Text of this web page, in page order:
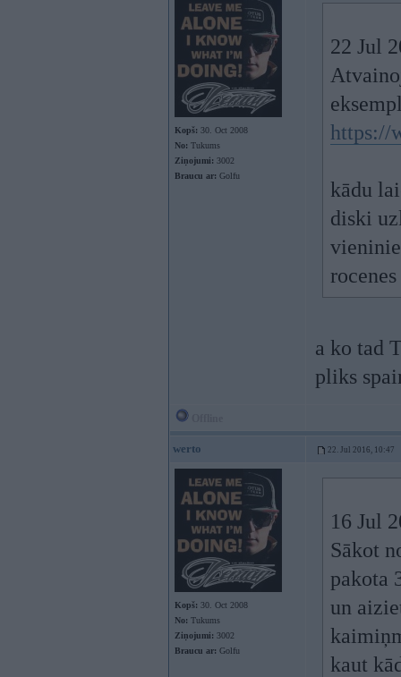
Kopš: 30. Oct 2008
No: Tukums
Ziņojumi: 3002
Braucu ar: Golfu
22 Jul
https://
kādu
diski
a ko tad
pliks
werto 22. Jul 2016, 10:47
Kopš: 30. Oct 2008
No: Tukums
Ziņojumi: 3002
Braucu ar: Golfu
16 Jul
Sākot
pakota
un
kaut